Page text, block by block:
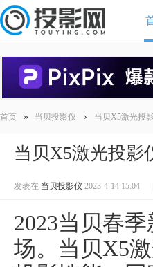
首页 » 当贝投影仪 › 当贝X5激光投
当贝X5激光投影
发表在 当贝投影仪 2023-4-14 15:04
2023当贝春
场。当贝X5